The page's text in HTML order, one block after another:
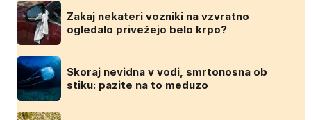
Zakaj nekateri vozniki na vzvratno
ogledalo privežejo belo krpo?
Skoraj nevidna v vodi, smrtonosna ob
stiku: pazite na to meduzo